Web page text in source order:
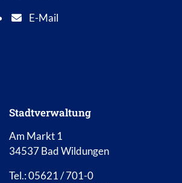
E-Mail
E-Mail Adresse: info@bad-wildungen.de
Stadtverwaltung
Am Markt 1
34537 Bad Wildungen
Tel.: 05621 / 701-0